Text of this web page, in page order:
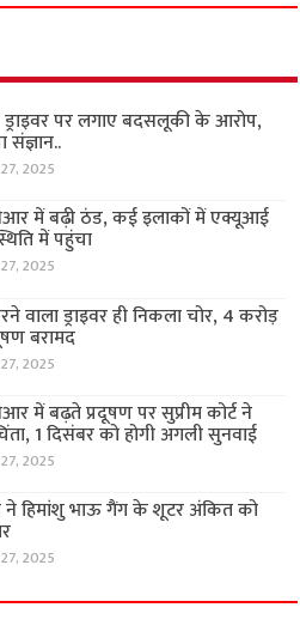
पर लगाए बदसलूकी के आरोप,
2025
में बढ़ी ठंड, कई इलाकों में एक्यूआई
में पहुंचा
2025
वाला ड्राइवर ही निकला चोर, 4 करोड़
बरामद
2025
में बढ़ते प्रदूषण पर सुप्रीम कोर्ट ने
1 दिसंबर को होगी अगली सुनवाई
2025
ने हिमांशु भाऊ गैंग के शूटर अंकित को
2025